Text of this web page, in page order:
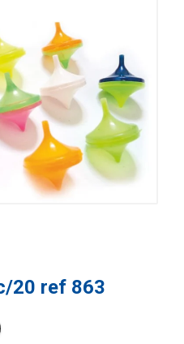
20 ref 863